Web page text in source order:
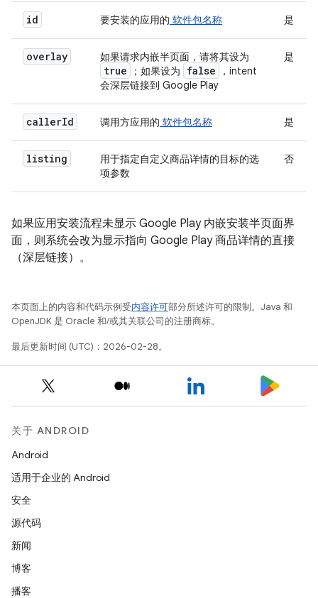
id 要安装的应用的 软件包名称 是
overlay 如果请求内嵌半页面，请将其设为
true ；如果设为 false
，intent
会深层链接到 Google Play
是
callerId 调用方应用的 软件包名称 是
listing
用于指定自定义商品详情的目标的选
项参数
否
如果应用安装流程未显示 Google Play 内嵌安装半页面界
面，则系统会改为显示指向 Google Play 商品详情的直接
（深层链接）。
本页面上的内容和代码示例受内容许可部分所述许可的限制。Java 和
OpenJDK 是 Oracle 和/或其关联公司的注册商标。
最后更新时间 (UTC)：2026-02-28。
关于 ANDROID
Android
适用于企业的 Android
安全
源代码
新闻
博客
播客